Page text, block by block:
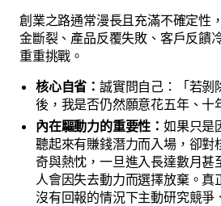
創業之路通常漫長且充滿不確定性
金斷裂、產品反覆失敗、客戶反饋
重重挑戰。
核心自省： 誠實問自己：「若剝
後，我是否仍然願意花五年、十
內在驅動力的重要性： 如果只是
聽起來有賺錢潛力而入場，卻對
奇與熱忱，一旦進入長達數月甚
人會因失去動力而選擇放棄。真
沒有回報的情況下主動研究競爭